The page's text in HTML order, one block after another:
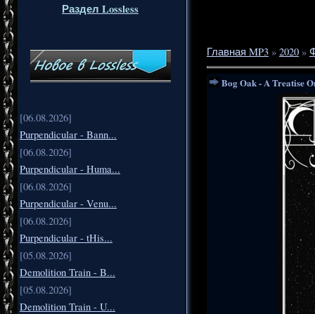
Раздел Lossless
[06.08.2026]
Purpendicular - Bann...
[06.08.2026]
Purpendicular - Huma...
[06.08.2026]
Purpendicular - Venu...
[06.08.2026]
Purpendicular - tHis...
[05.08.2026]
Demolition Train - B...
[05.08.2026]
Demolition Train - U...
Главная MP3 » 2020 »
Bog Oak - A Treatise